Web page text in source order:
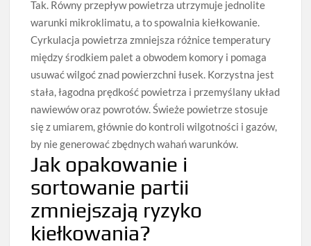
Tak. Równy przepływ powietrza utrzymuje jednolite
warunki mikroklimatu, a to spowalnia kiełkowanie.
Cyrkulacja powietrza zmniejsza różnice temperatury
między środkiem palet a obwodem komory i pomaga
usuwać wilgoć znad powierzchni łusek. Korzystna jest
stała, łagodna prędkość powietrza i przemyślany układ
nawiewów oraz powrotów. Świeże powietrze stosuje
się z umiarem, głównie do kontroli wilgotności i gazów,
by nie generować zbędnych wahań warunków.
Jak opakowanie i
sortowanie partii
zmniejszają ryzyko
kiełkowania?